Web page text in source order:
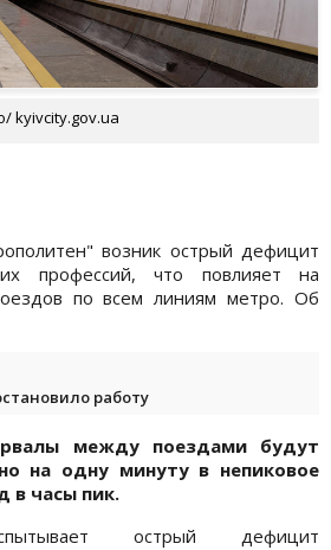
kyivcity.gov.ua
возник острый дефицит
профессий, что повлияет на
по всем линиям метро. Об
работу
между поездами будут
на одну минуту в непиковое
в часы пик.
острый дефицит